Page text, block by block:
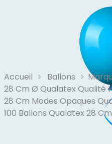
Accueil Ballons
28 Cm Ø Qualatex Qualité
28 Cm Modes Opaques
100 Ballons Qualatex 28